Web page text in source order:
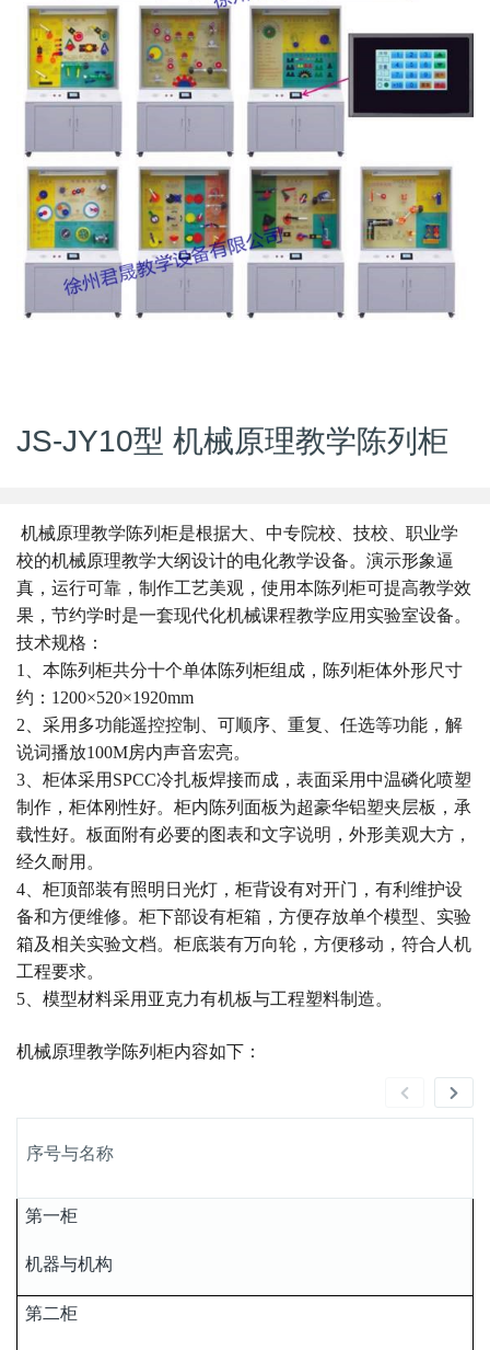
JS-JY10型 机械原理教学陈列柜
机械原理教学陈列柜是根据大、中专院校、技校、职业学
校的机械原理教学大纲设计的电化教学设备。演示形象逼
真，运行可靠，制作工艺美观，使用本陈列柜可提高教学效
果，节约学时是一套现代化机械课程教学应用实验室设备。
技术规格：
1、本陈列柜共分十个单体陈列柜组成，陈列柜体外形尺寸
约：1200×520×1920mm
2、采用多功能遥控控制、可顺序、重复、任选等功能，解
说词播放100M房内声音宏亮。
3、柜体采用SPCC冷扎板焊接而成，表面采用中温磷化喷塑
制作，柜体刚性好。柜内陈列面板为超豪华铝塑夹层板，承
载性好。板面附有必要的图表和文字说明，外形美观大方，
经久耐用。
4、柜顶部装有照明日光灯，柜背设有对开门，有利维护设
备和方便维修。柜下部设有柜箱，方便存放单个模型、实验
箱及相关实验文档。柜底装有万向轮，方便移动，符合人机
工程要求。
5、模型材料采用亚克力有机板与工程塑料制造。
机械原理教学陈列柜内容如下：
序号与名称
第一柜
机器与机构
第二柜